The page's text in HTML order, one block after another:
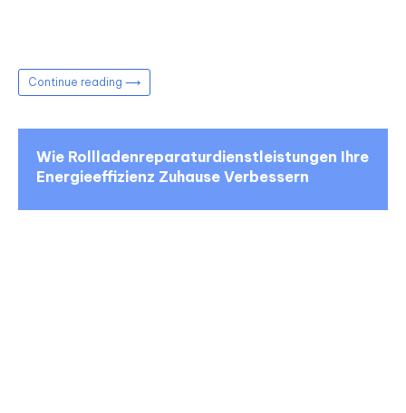
Continue reading ⟶
Wie Rollladenreparaturdienstleistungen Ihre
Energieeffizienz Zuhause Verbessern